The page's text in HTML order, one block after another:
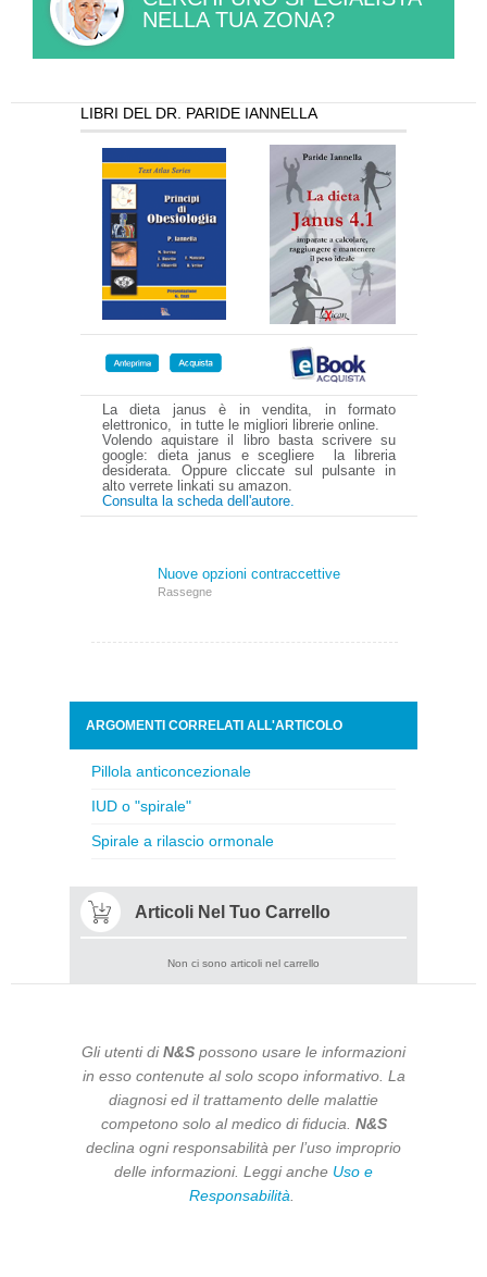
NELLA TUA ZONA?
LIBRI DEL DR. PARIDE IANNELLA
La dieta janus è in vendita, in formato
elettronico, in tutte le migliori librerie online.
Volendo aquistare il libro basta scrivere su
google: dieta janus e scegliere la libreria
desiderata. Oppure cliccate sul pulsante in
alto verrete linkati su amazon.
Consulta la scheda dell'autore.
Nuove opzioni contraccettive
Rassegne
ARGOMENTI CORRELATI ALL'ARTICOLO
Pillola anticoncezionale
IUD o "spirale"
Spirale a rilascio ormonale
Articoli Nel Tuo Carrello
Non ci sono articoli nel carrello
Gli utenti diN&S possono usare le informazioni
in esso contenute al solo scopo informativo. La
diagnosi ed il trattamento delle malattie
competono solo al medico di fiducia. N&S
declina ogni responsabilità per l’uso improprio
delle informazioni. Leggi anche Uso e
Responsabilità